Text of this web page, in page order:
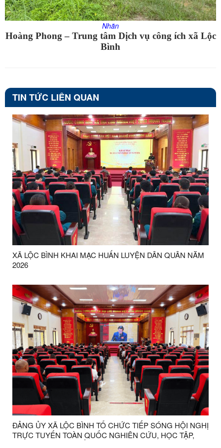
Nhãn
Hoàng Phong – Trung tâm Dịch vụ công ích xã Lộc
Bình
TIN TỨC LIÊN QUAN
XÃ LỘC BÌNH KHAI MẠC HUẤN LUYỆN DÂN QUÂN NĂM
2026
ĐẢNG ỦY XÃ LỘC BÌNH TỔ CHỨC TIẾP SÓNG HỘI NGHỊ
TRỰC TUYẾN TOÀN QUỐC NGHIÊN CỨU, HỌC TẬP,